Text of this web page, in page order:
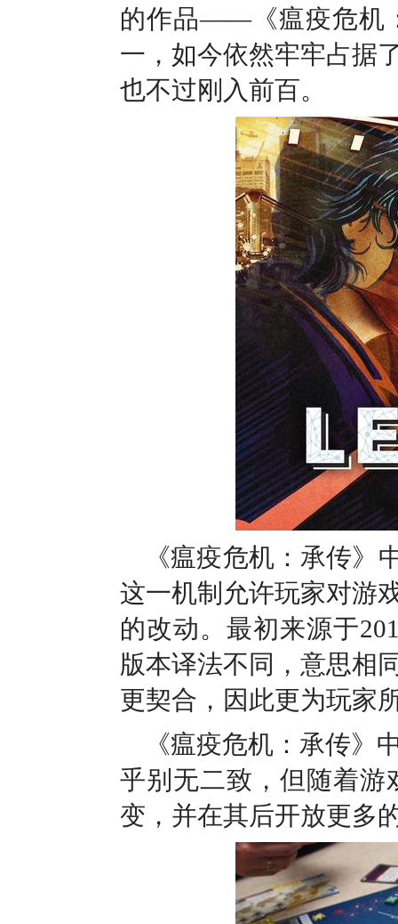
的作品——《瘟疫危机
一，如今依然牢牢占据
也不过刚入前百。
《瘟疫危机：承传》
这一机制允许玩家对游
的改动。最初来源于
版本译法不同，意思相
更契合，因此更为玩家
《瘟疫危机：承传》
乎别无二致，但随着游
变，并在其后开放更多